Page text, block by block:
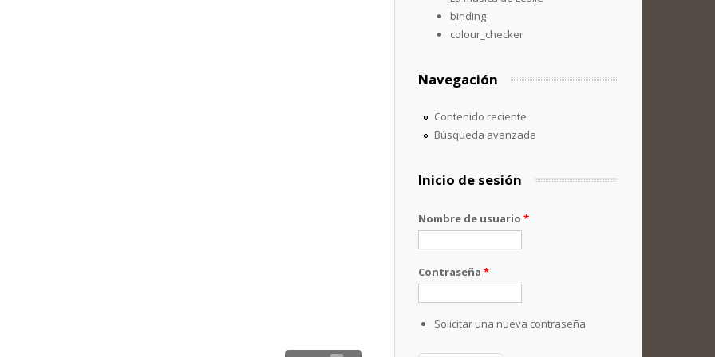
binding
colour_checker
Navegación
Contenido reciente
Búsqueda avanzada
Inicio de sesión
Nombre de usuario *
Contraseña *
Solicitar una nueva contraseña